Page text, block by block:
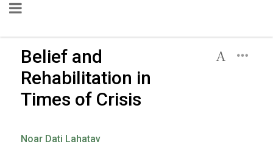
Belief and
Rehabilitation in
Times of Crisis
Noar Dati Lahatav